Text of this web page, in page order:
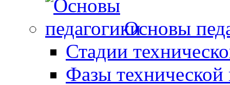
Основы
Стадии
Фазы технической